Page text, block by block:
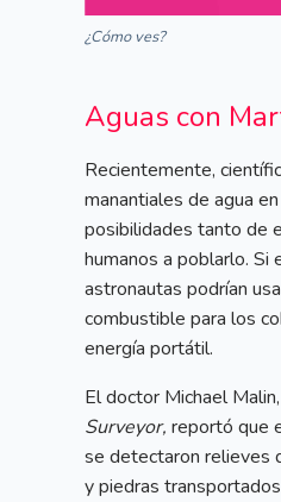
¿Cómo ves?
Aguas con
Recientemente,
manantiales de agua
posibilidades tanto de
humanos a poblarlo. Si
astronautas podrían
combustible para los
energía portátil.
El doctor Michael
Surveyor, reportó que
se detectaron relieves
y piedras